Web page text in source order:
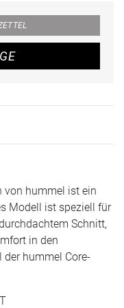
von hummel ist ein
Modell ist speziell für
Schnitt,
in den
hummel Core-